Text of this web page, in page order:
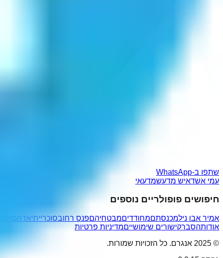
שתפו ב-WhatsApp
עמי אשדאיש מדעשמדעאי
חיפושים פופולריים נוספים
אמיר אבו נילמכנסתםמחודדיםמבטחיהםפנס רחובסוכרייתיאדהם
אודותהסברקישורים שימושייםמדיניות פרטיות
© 2025 אנגרם. כל הזכויות שמורות.